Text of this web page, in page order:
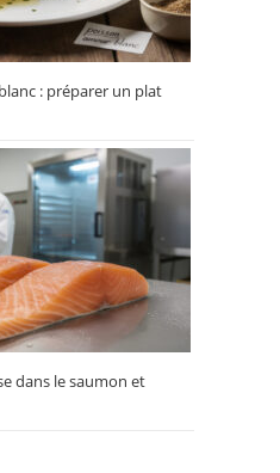
: préparer un plat
dans le saumon et